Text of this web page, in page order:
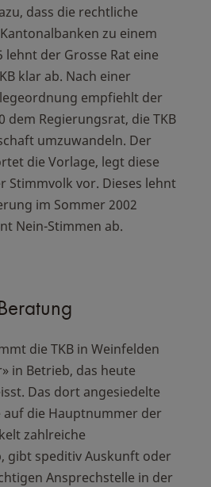
dass die rechtliche
zu einem
der Grosse Rat eine
klar ab. Nach einer
empfiehlt der
dem Regierungsrat, die TKB
umzuwandeln. Der
die Vorlage, legt diese
Stimmvolk vor. Dieses lehnt
im Sommer 2002
Nein-Stimmen ab.
die TKB in Weinfelden
in Betrieb, das heute
Das dort angesiedelte
die Hauptnummer der
zahlreiche
gibt speditiv Auskunft oder
Ansprechstelle in der